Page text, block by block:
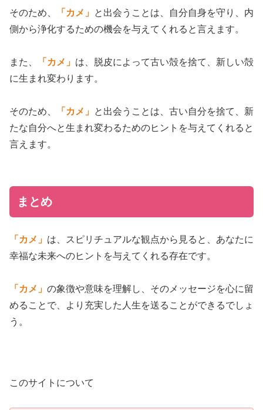
そのため、 「カメ」 と出会うことは、自分自身を守り、内
側から浄化するための機会を与えてくれると言えます。
また、 「カメ」 は、脱皮によって古い殻を捨て、新しい殻
に生まれ変わります。
そのため、 「カメ」 と出会うことは、古い自分を捨て、新
たな自分へと生まれ変わるためのヒントを与えてくれると
言えます。
まとめ
「カメ」 は、スピリチュアルな観点から見ると、あなたに
幸福な未来へのヒントを与えてくれる存在です。
「カメ」 の象徴や意味を理解し、そのメッセージを心に留
めることで、より充実した人生を送ることができるでしょ
う。
このサイトについて